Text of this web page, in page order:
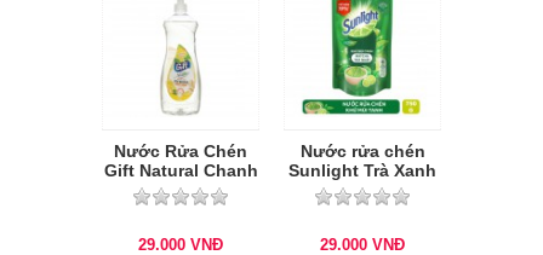
Nước Rửa Chén
Gift Natural Chanh
Yuzu & Gừng 800g
29.000 VNĐ
Nước rửa chén
Sunlight Trà Xanh
túi 750g
29.000 VNĐ